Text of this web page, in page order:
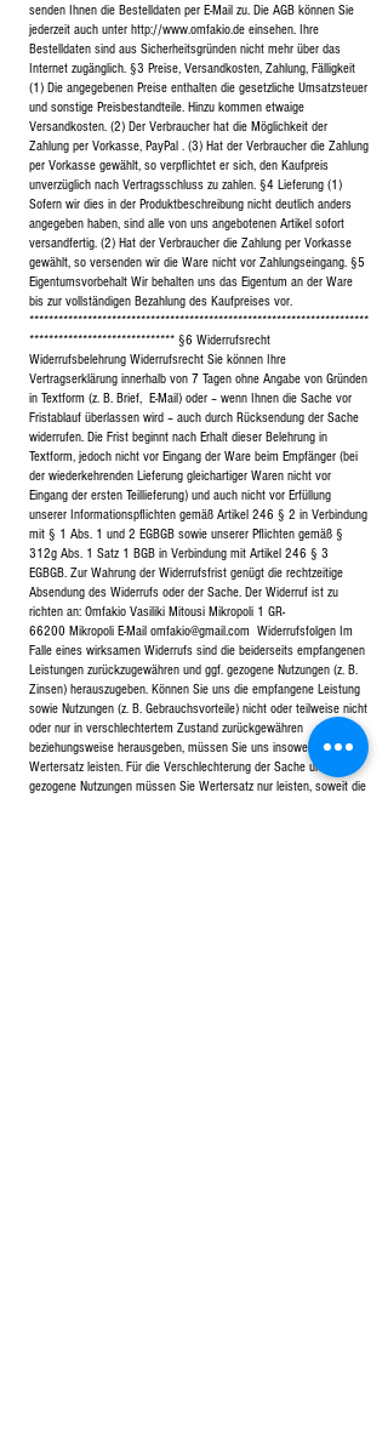
senden Ihnen die Bestelldaten per E-Mail zu. Die AGB können Sie
jederzeit auch unter http://www.omfakio.de einsehen. Ihre
Bestelldaten sind aus Sicherheitsgründen nicht mehr über das
Internet zugänglich. §3 Preise, Versandkosten, Zahlung, Fälligkeit
(1) Die angegebenen Preise enthalten die gesetzliche Umsatzsteuer
und sonstige Preisbestandteile. Hinzu kommen etwaige
Versandkosten. (2) Der Verbraucher hat die Möglichkeit der
Zahlung per Vorkasse, PayPal . (3) Hat der Verbraucher die Zahlung
per Vorkasse gewählt, so verpflichtet er sich, den Kaufpreis
unverzüglich nach Vertragsschluss zu zahlen. §4 Lieferung (1)
Sofern wir dies in der Produktbeschreibung nicht deutlich anders
angegeben haben, sind alle von uns angebotenen Artikel sofort
versandfertig. (2) Hat der Verbraucher die Zahlung per Vorkasse
gewählt, so versenden wir die Ware nicht vor Zahlungseingang. §5
Eigentumsvorbehalt Wir behalten uns das Eigentum an der Ware
bis zur vollständigen Bezahlung des Kaufpreises vor.
**********************************************************************
****************************** §6 Widerrufsrecht
Widerrufsbelehrung Widerrufsrecht Sie können Ihre
Vertragserklärung innerhalb von 7 Tagen ohne Angabe von Gründen
in Textform (z. B. Brief, E-Mail) oder – wenn Ihnen die Sache vor
Fristablauf überlassen wird – auch durch Rücksendung der Sache
widerrufen. Die Frist beginnt nach Erhalt dieser Belehrung in
Textform, jedoch nicht vor Eingang der Ware beim Empfänger (bei
der wiederkehrenden Lieferung gleichartiger Waren nicht vor
Eingang der ersten Teillieferung) und auch nicht vor Erfüllung
unserer Informationspflichten gemäß Artikel 246 § 2 in Verbindung
mit § 1 Abs. 1 und 2 EGBGB sowie unserer Pflichten gemäß §
312g Abs. 1 Satz 1 BGB in Verbindung mit Artikel 246 § 3
EGBGB. Zur Wahrung der Widerrufsfrist genügt die rechtzeitige
Absendung des Widerrufs oder der Sache. Der Widerruf ist zu
richten an: Omfakio Vasiliki Mitousi Mikropoli 1 GR-
66200 Mikropoli E-Mail omfakio@gmail.com Widerrufsfolgen Im
Falle eines wirksamen Widerrufs sind die beiderseits empfangenen
Leistungen zurückzugewähren und ggf. gezogene Nutzungen (z. B.
Zinsen) herauszugeben. Können Sie uns die empfangene Leistung
sowie Nutzungen (z. B. Gebrauchsvorteile) nicht oder teilweise nicht
oder nur in verschlechtertem Zustand zurückgewähren
beziehungsweise herausgeben, müssen Sie uns insoweit
Wertersatz leisten. Für die Verschlechterung der Sache und für
gezogene Nutzungen müssen Sie Wertersatz nur leisten, soweit die